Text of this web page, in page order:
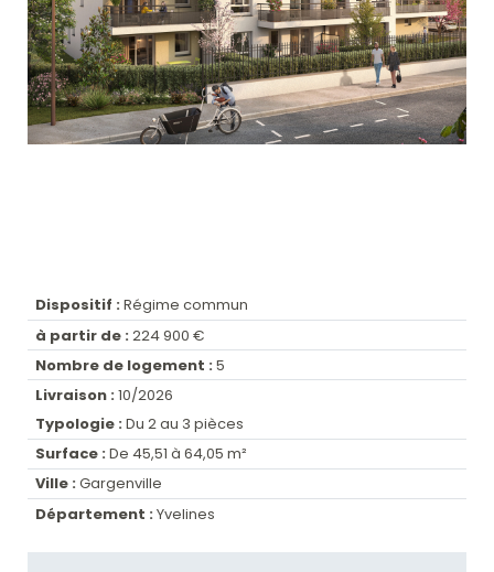
Dispositif : Régime commun
à partir de : 224 900 €
Nombre de logement : 5
Livraison : 10/2026
Typologie : Du 2 au 3 pièces
Surface : De 45,51 à 64,05 m²
Ville : Gargenville
Département : Yvelines